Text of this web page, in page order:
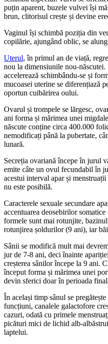
puțin aparent, buzele vulvei își
brun, clitorisul crește și devine
Vaginul își schimbă poziția din
copilărie, ajungând oblic, se
Uterul, în primul an de viață,
nou la dimensiunile nou-născutei.
accelerează schimbându-se și
mucoasei uterine se diferențiază
oportun cuibărirea oului.
Ovarul și trompele se lărgesc,
ani forma și mărimea unei
născute conține circa 400.000
nemodificați până la pubertate,
lunară.
Secreția ovariană începe în jurul
emite câte un ovul fecundabil în
acestui interval apar și
nu este posibilă.
Caracterele sexuale secundare
accentuarea deosebirilor
formele sunt mai rotunjite, bazinul
rotunjirea șoldurilor (9 ani), iar
Sânii se modifică mult mai
jur de 7-8 ani, deci înainte
creșterea sânilor începe la 9 ani.
început forma și mărimea unei
devin sferici doar în perioada
În același timp sânul se
funcțiuni, canalele galactofore
cazuri, odată cu primele
picături mici de lichid alb-
laptelui.